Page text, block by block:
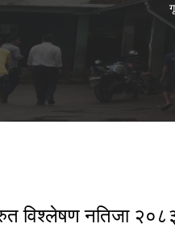
विश्लेषण नतिजा